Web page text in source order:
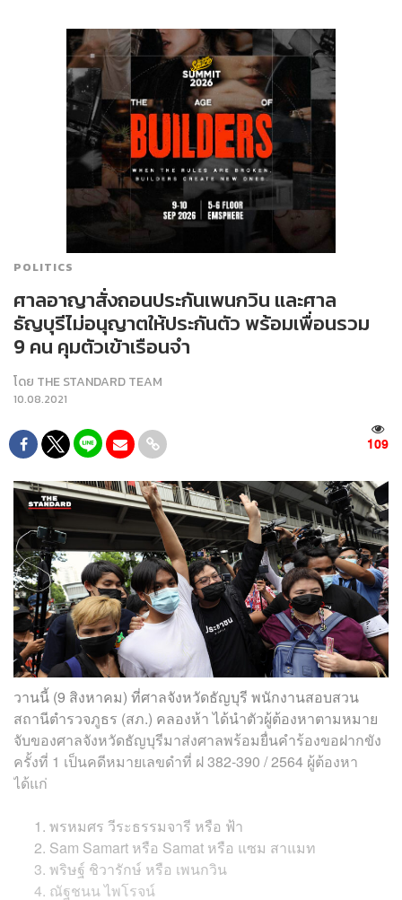
POLITICS
ศาลอาญาสั่งถอนประกันเพนกวิน และศาล
ธัญบุรีไม่อนุญาตให้ประกันตัว พร้อมเพื่อนรวม
9 คน คุมตัวเข้าเรือนจำ
โดย THE STANDARD TEAM
10.08.2021
109
วานนี้ (9 สิงหาคม) ที่ศาลจังหวัดธัญบุรี พนักงานสอบสวน
สถานีตำรวจภูธร (สภ.) คลองห้า ได้นำตัวผู้ต้องหาตามหมาย
จับของศาลจังหวัดธัญบุรีมาส่งศาลพร้อมยื่นคำร้องขอฝากขัง
ครั้งที่ 1 เป็นคดีหมายเลขดำที่ ฝ 382-390 / 2564 ผู้ต้องหา
ได้แก่
พรหมศร วีระธรรมจารี หรือ ฟ้า
Sam Samart หรือ Samat หรือ แซม สาแมท
พริษฐ์ ชิวารักษ์ หรือ เพนกวิน
ณัฐชนน ไพโรจน์